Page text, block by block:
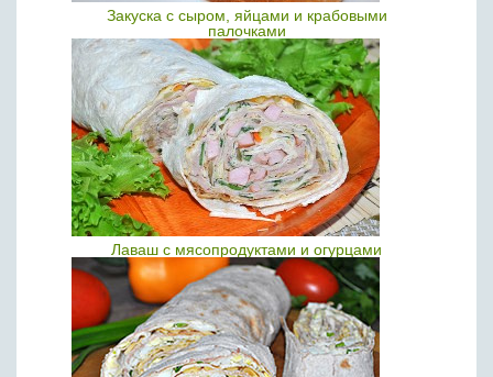
Закуска с сыром, яйцами и крабовыми
палочками
Лаваш с мясопродуктами и огурцами